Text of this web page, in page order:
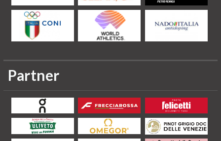
Partner